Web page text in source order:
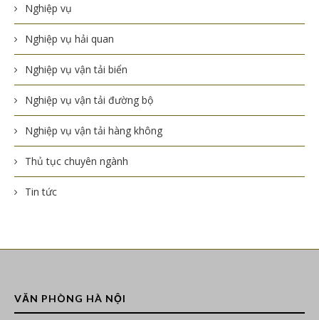
Nghiệp vụ
Nghiệp vụ hải quan
Nghiệp vụ vận tải biển
Nghiệp vụ vận tải đường bộ
Nghiệp vụ vận tải hàng không
Thủ tục chuyên ngành
Tin tức
VĂN PHÒNG HÀ NỘI